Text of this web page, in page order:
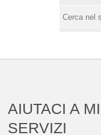
AIUTACI A
SERVIZI